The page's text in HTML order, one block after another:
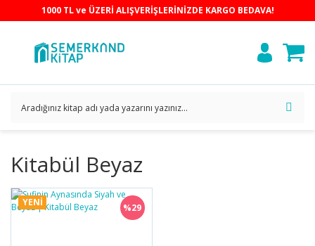
1000 TL ve ÜZERİ ALIŞVERİŞLERİNİZDE KARGO BEDAVA!
Kitabül Beyaz
YENİ %29